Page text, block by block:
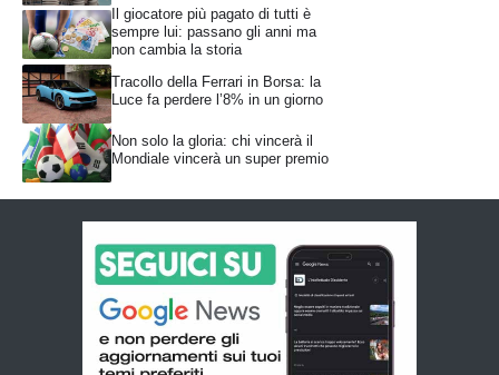
Il giocatore più pagato di tutti è
sempre lui: passano gli anni ma
non cambia la storia
Tracollo della Ferrari in Borsa: la
Luce fa perdere l’8% in un giorno
Non solo la gloria: chi vincerà il
Mondiale vincerà un super premio